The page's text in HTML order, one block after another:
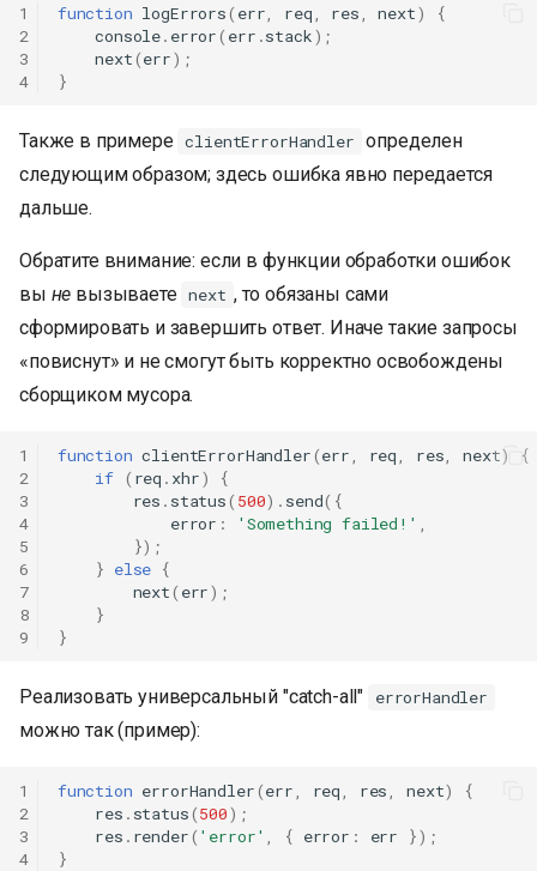
1
2
3
4
function logErrors( err, req, res, next)
{
console. error( err .stack);
next(err);
}
Также в примере clientErrorHandler определен
следующим образом; здесь ошибка явно передается
дальше.
Обратите внимание: если в функции обработки ошибок
вы не вызываете next , то обязаны сами
сформировать и завершить ответ. Иначе такие запросы
«повиснут» и не смогут быть корректно освобождены
сборщиком мусора.
1
2
3
4
5
6
7
8
9
function clientErrorHandler(err, req, res, next)
{
if ( req . xhr)
{
res . status( 500). send({
error : 'Something failed!' ,
});
} else {
next( err);
}
}
Реализовать универсальный "catch-all" errorHandler
можно так (пример):
1
2
3
4
function errorHandler(err, req, res, next)
{
res . status(500);
res . render( 'error' , { error : err
});
}